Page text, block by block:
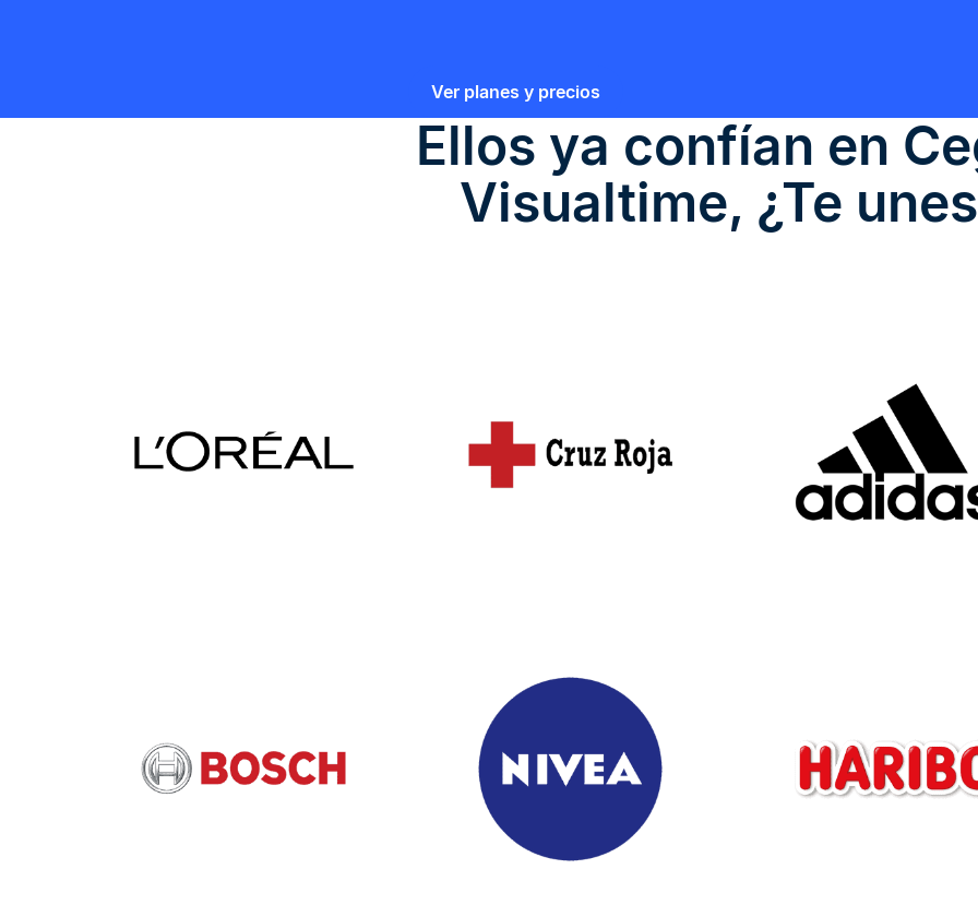
Ver planes y precios
Ellos ya confían en
Visualtime, ¿Te